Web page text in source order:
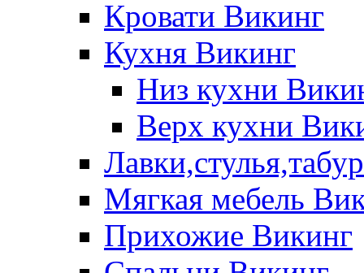
Кровати Викинг
Кухня Викинг
Низ кухни
Верх кухни
Мягкая мебель
Прихожие Викинг